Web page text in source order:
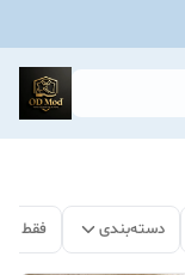
دسته‌بندی فقط